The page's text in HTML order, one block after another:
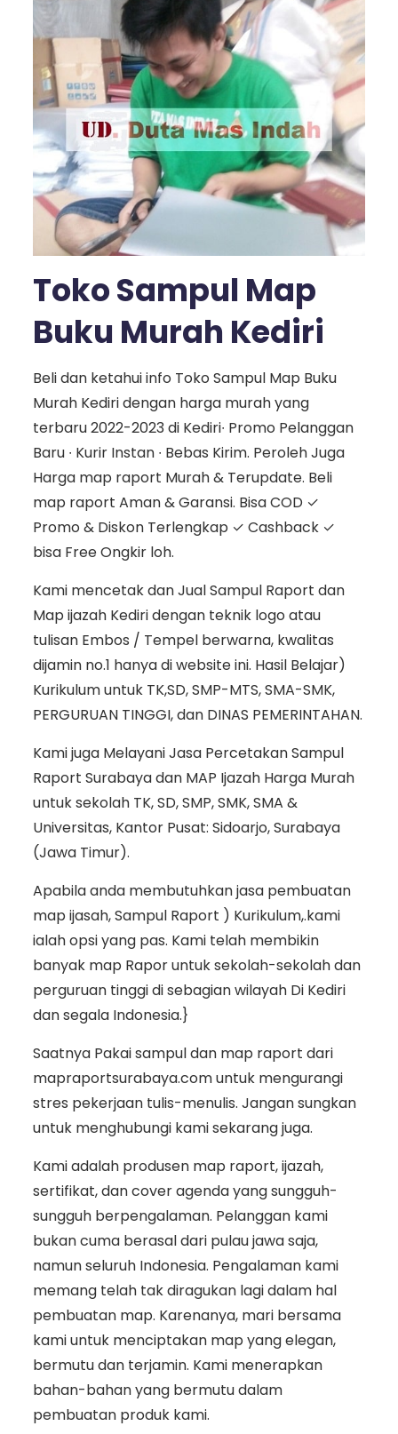
Toko Sampul Map
Buku Murah Kediri
Beli dan ketahui info Toko Sampul Map Buku
Murah Kediri dengan harga murah yang
terbaru 2022-2023 di Kediri∙ Promo Pelanggan
Baru ∙ Kurir Instan ∙ Bebas Kirim. Peroleh Juga
Harga map raport Murah & Terupdate. Beli
map raport Aman & Garansi. Bisa COD ✓
Promo & Diskon Terlengkap ✓ Cashback ✓
bisa Free Ongkir loh.
Kami mencetak dan Jual Sampul Raport dan
Map ijazah Kediri dengan teknik logo atau
tulisan Embos / Tempel berwarna, kwalitas
dijamin no.1 hanya di website ini. Hasil Belajar)
Kurikulum untuk TK,SD, SMP-MTS, SMA-SMK,
PERGURUAN TINGGI, dan DINAS PEMERINTAHAN.
Kami juga Melayani Jasa Percetakan Sampul
Raport Surabaya dan MAP Ijazah Harga Murah
untuk sekolah TK, SD, SMP, SMK, SMA &
Universitas, Kantor Pusat: Sidoarjo, Surabaya
(Jawa Timur).
Apabila anda membutuhkan jasa pembuatan
map ijasah, Sampul Raport ) Kurikulum,.kami
ialah opsi yang pas. Kami telah membikin
banyak map Rapor untuk sekolah-sekolah dan
perguruan tinggi di sebagian wilayah Di Kediri
dan segala Indonesia.}
Saatnya Pakai sampul dan map raport dari
mapraportsurabaya.com untuk mengurangi
stres pekerjaan tulis-menulis. Jangan sungkan
untuk menghubungi kami sekarang juga.
Kami adalah produsen map raport, ijazah,
sertifikat, dan cover agenda yang sungguh-
sungguh berpengalaman. Pelanggan kami
bukan cuma berasal dari pulau jawa saja,
namun seluruh Indonesia. Pengalaman kami
memang telah tak diragukan lagi dalam hal
pembuatan map. Karenanya, mari bersama
kami untuk menciptakan map yang elegan,
bermutu dan terjamin. Kami menerapkan
bahan-bahan yang bermutu dalam
pembuatan produk kami.